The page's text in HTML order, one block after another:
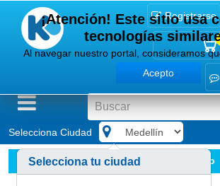
Registrarse
Selecciona Ciudad
Limpieza y desinfección Ver todo
¡Atención! Este sitio usa
tecnologías
Al navegar nuestro portal, consideramos
Acepto
Selecciona tu ciudad